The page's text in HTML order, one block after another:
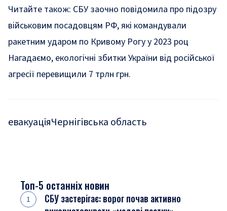
Читайте також: СБУ заочно повідомила про підозру
військовим посадовцям РФ, які командували
ракетним ударом по Кривому Рогу у 2023 роц
Нагадаємо, екологічні збитки України від російської
агресії перевищили 7 трлн грн.
евакуаціяЧернігівська область
Топ-5 останніх новин
СБУ застерігає: ворог почав активно